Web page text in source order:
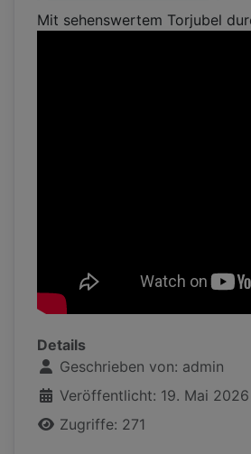
Mit sehenswertem Torjubel
Details
Geschrieben von: admin
Veröffentlicht: 19. Mai 2026
Zugriffe: 271